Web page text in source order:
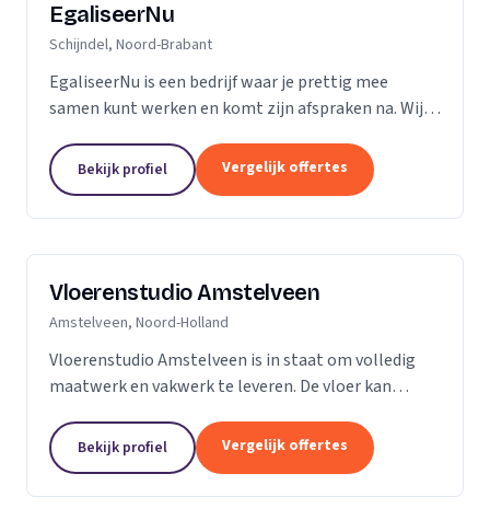
EgaliseerNu
Schijndel, Noord-Brabant
EgaliseerNu is een bedrijf waar je prettig mee
samen kunt werken en komt zijn afspraken na. Wij
uitziet.Bekijk profiel Vergelijk offertes
Vloerenstudio Amstelveen
Amstelveen, Noord-Holland
Vloerenstudio Amstelveen is in staat om volledig
maatwerk en vakwerk te leveren. De vloer kan
om type materiaal, kleur, afmeting of uitstraling.
Geen...
Bekijk profiel Vergelijk offertes